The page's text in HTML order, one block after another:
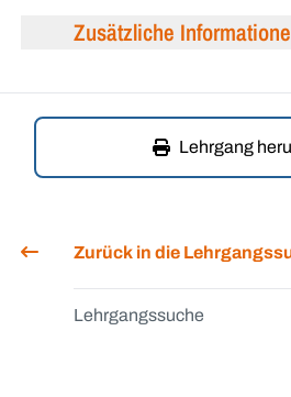
Zusätzliche
Lehrgang
Zurück in die
Lehrgangssuche